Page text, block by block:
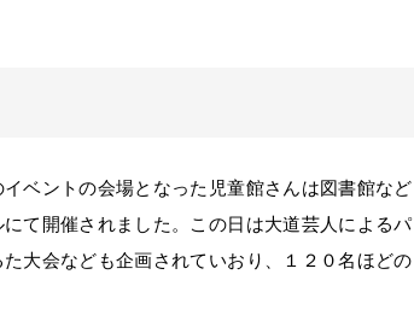
ベントの会場となった児童館さんは図書館など
て開催されました。この日は大道芸人によるパ
大会なども企画されていおり、１２０名ほどの